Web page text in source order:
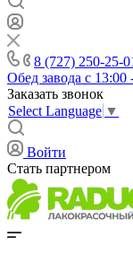
8 (727) 250-25-
Обед завода с 13:00
Заказать звонок
Select Language ▼
Войти
Стать партнером